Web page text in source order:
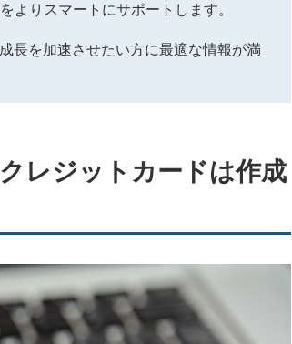
よりスマートにサポートします。
長を加速させたい方に最適な情報が満
レジットカードは作成